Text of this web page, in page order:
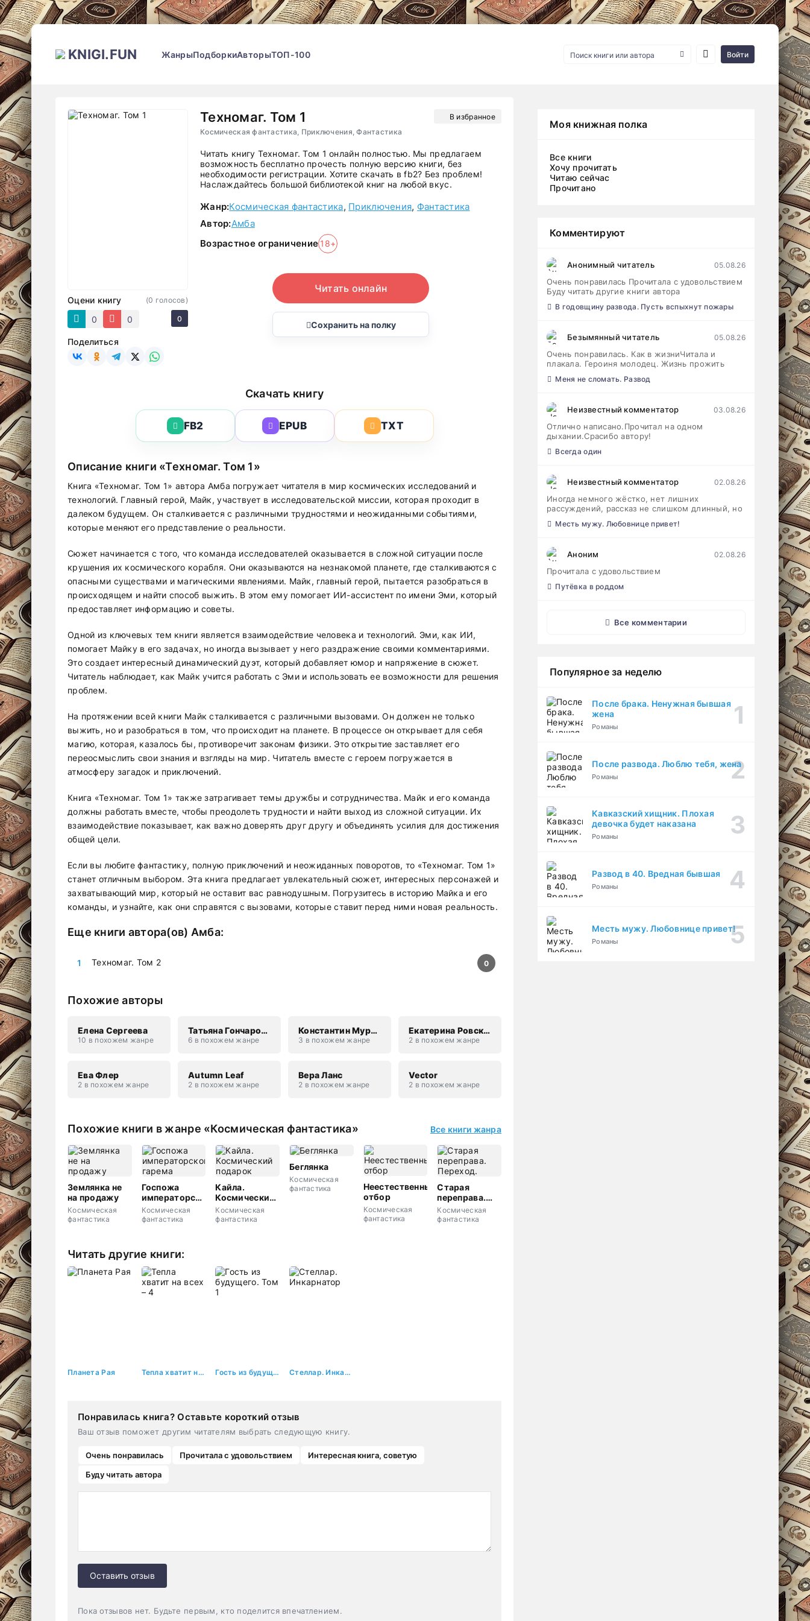
KNIGI.FUN ЖанрыПодборкиАвторыТОП-100 Войти
Техномаг. Том 1
Космическая фантастика, Приключения, Фантастика
В избранное
Оцени книгу
0
0
(0 голосов)
0
Поделиться
Читать книгу Техномаг. Том 1 онлайн полностью. Мы предлагаем
возможность бесплатно прочесть полную версию книги, без
необходимости регистрации. Хотите скачать в fb2? Без проблем!
Наслаждайтесь большой библиотекой книг на любой вкус.
Жанр:Космическая фантастика, Приключения, Фантастика
Автор:Амба
Возрастное ограничение 18+
Читать онлайн
Сохранить на полку
Скачать книгу
FB2 EPUB TXT
Описание книги «Техномаг. Том 1»
Книга «Техномаг. Том 1» автора Амба погружает читателя в мир космических исследований и
технологий. Главный герой, Майк, участвует в исследовательской миссии, которая проходит в
далеком будущем. Он сталкивается с различными трудностями и неожиданными событиями,
которые меняют его представление о реальности.
Сюжет начинается с того, что команда исследователей оказывается в сложной ситуации после
крушения их космического корабля. Они оказываются на незнакомой планете, где сталкиваются с
опасными существами и магическими явлениями. Майк, главный герой, пытается разобраться в
происходящем и найти способ выжить. В этом ему помогает ИИ-ассистент по имени Эми, который
предоставляет информацию и советы.
Одной из ключевых тем книги является взаимодействие человека и технологий. Эми, как ИИ,
помогает Майку в его задачах, но иногда вызывает у него раздражение своими комментариями.
Это создает интересный динамический дуэт, который добавляет юмор и напряжение в сюжет.
Читатель наблюдает, как Майк учится работать с Эми и использовать ее возможности для решения
проблем.
На протяжении всей книги Майк сталкивается с различными вызовами. Он должен не только
выжить, но и разобраться в том, что происходит на планете. В процессе он открывает для себя
магию, которая, казалось бы, противоречит законам физики. Это открытие заставляет его
переосмыслить свои знания и взгляды на мир. Читатель вместе с героем погружается в
атмосферу загадок и приключений.
Книга «Техномаг. Том 1» также затрагивает темы дружбы и сотрудничества. Майк и его команда
должны работать вместе, чтобы преодолеть трудности и найти выход из сложной ситуации. Их
взаимодействие показывает, как важно доверять друг другу и объединять усилия для достижения
общей цели.
Если вы любите фантастику, полную приключений и неожиданных поворотов, то «Техномаг. Том 1»
станет отличным выбором. Эта книга предлагает увлекательный сюжет, интересных персонажей и
захватывающий мир, который не оставит вас равнодушным. Погрузитесь в историю Майка и его
команды, и узнайте, как они справятся с вызовами, которые ставит перед ними новая реальность.
Еще книги автора(ов) Амба:
Техномаг. Том 2 0
Похожие авторы
Елена Сергеева
10 в похожем жанре
Татьяна Гончарова
6 в похожем жанре
Константин Муравьев
3 в похожем жанре
Екатерина Ровская
2 в похожем жанре
Ева Флер
2 в похожем жанре
Autumn Leaf
2 в похожем жанре
Вера Ланс
2 в похожем жанре
Vector
2 в похожем жанре
Похожие книги в жанре «Космическая фантастика» Все книги жанра
Землянка не
на продажу
Космическая
фантастика
Госпожа
императорского
гарема
Космическая
фантастика
Кайла.
Космический
подарок
Космическая
фантастика
Беглянка
Космическая
фантастика
Неестественный
отбор
Космическая
фантастика
Старая
переправа.
Переход.
Космическая
фантастика
Читать другие книги:
Планета Рая Тепла хватит на всех – 4 Гость из будущего. Том 1 Стеллар. Инкарнатор
Понравилась книга? Оставьте короткий отзыв
Ваш отзыв поможет другим читателям выбрать следующую книгу.
Очень понравилась Прочитала с удовольствием
Интересная книга, советую
Буду читать автора
Оставить отзыв
Пока отзывов нет. Будьте первым, кто поделится впечатлением.
Моя книжная полка
Все книги
Хочу прочитать
Читаю сейчас
Прочитано
Комментируют
Анонимный читатель 05.08.26
Очень понравилась Прочитала с удовольствием
Буду читать другие книги автора
В годовщину развода. Пусть вспыхнут пожары
Безымянный читатель 05.08.26
Очень понравилась. Как в жизниЧитала и
плакала. Героиня молодец. Жизнь прожить
Меня не сломать. Развод
Неизвестный комментатор 03.08.26
Отлично написано.Прочитал на одном
дыхании.Срасибо автору!
Всегда один
Неизвестный комментатор 02.08.26
Иногда немного жёстко, нет лишних
рассуждений, рассказ не слишком длинный, но
Месть мужу. Любовнице привет!
Аноним 02.08.26
Прочитала с удовольствием
Путёвка в роддом
Все комментарии
Популярное за неделю
После брака. Ненужная бывшая
жена
Романы
После развода. Люблю тебя, жена
Романы
Кавказский хищник. Плохая
девочка будет наказана
Романы
Развод в 40. Вредная бывшая
Романы
Месть мужу. Любовнице привет!
Романы